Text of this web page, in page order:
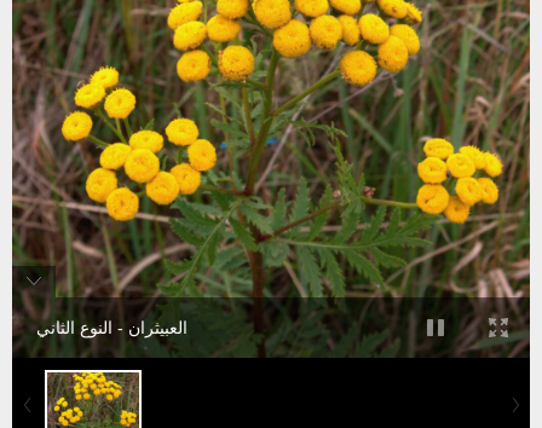
العبيثران - النوع الثاني